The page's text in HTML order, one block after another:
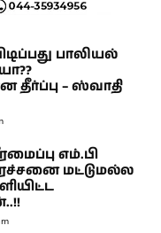
பாலியல்
– ஸ்வாதி
எம்.பி
மட்டுமல்ல